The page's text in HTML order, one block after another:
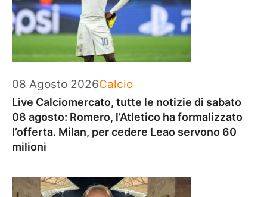
08 Agosto 2026Categorie
Calcio
Live Calciomercato, tutte le notizie di sabato
08 agosto: Romero, l’Atletico ha formalizzato
l’offerta. Milan, per cedere Leao servono 60
milioni